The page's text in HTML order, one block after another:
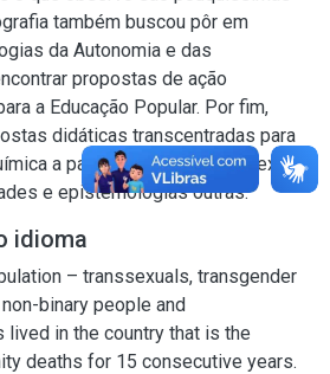
também buscou pôr em
da Autonomia e das
propostas de ação
a Educação Popular. Por fim,
didáticas transcentradas para
a partir da inserção e reflexão
e epistemologias outras.
idioma
– transsexuals, transgender
binary people and
lived in the country that is the
deaths for 15 consecutive years.